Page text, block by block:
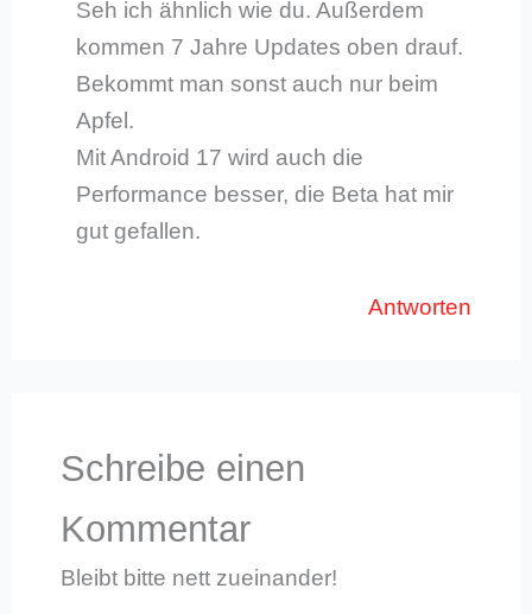
Seh ich ähnlich wie du. Außerdem
kommen 7 Jahre Updates oben drauf.
Bekommt man sonst auch nur beim
Apfel.
Mit Android 17 wird auch die
Performance besser, die Beta hat mir
gut gefallen.
Antworten
Schreibe einen
Kommentar
Bleibt bitte nett zueinander!